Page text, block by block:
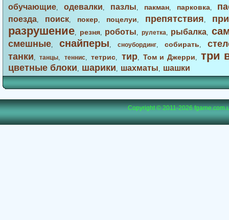
обучающие, одевалки, пазлы, пакман, парковка,
поезда, поиск, покер, поцелуи, препятствия,
разрушение, резня, роботы, рулетка, рыбалка,
смешные, снайперы, сноубординг, собирать,
танки,танцы, теннис,тетрис, тир,Том и Джерри, три
цветные блоки, шарики, шахматы, шашки
Copyright © 2011-2026